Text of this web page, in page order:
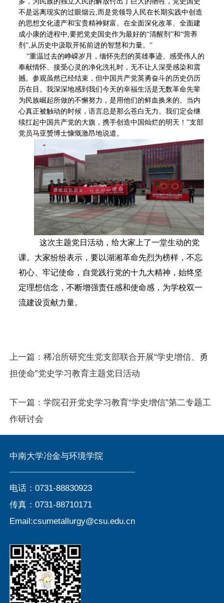
不是远离现实的过眼烟云 而是党领导人民在长期实践中创造
的思想文化遗产和宝贵精神财富。在全面深化改革、全面建
成小康的进程中 ,要把党史国史作为最好的“清醒剂”和“营养
剂” 从历史中汲取开拓前进的智慧和力量。”
“重温过去的峥嵘岁月，缅怀先烈的英雄事迹、感受伟人的
奉献情怀、接受心灵的净化洗礼时，无不让人深受感染和震
撼。参观虽然已经结束，但中国共产党英勇奋斗的历史仍历
历在目。我深深地感到我们今天的幸福生活是无数革命先辈
为民族崛起所做的不懈努力，是用他们的鲜血换来的。当内
心真正被触动的时候，语言总是那么苍白无力。我们定会继
续扛起中国共产党的大旗，携手创造中国灿烂的明天！”支部
党员马亚赟博士慷慨激昂地说道。
这次主题党日活动，给大家上了一堂生动的党
课。大家纷纷表示，要以湖湘革命先烈为榜样，不忘
初心、牢记使命，自觉践行党的十九大精神，始终坚
定理想信念，不断增强责任感和使命感，为学校双一
流建设贡献力量。
上一篇：稀冶所研究生党支部联合开展“学史增信、勇
担使命”党史学习教育主题党日活动
下一篇：学院召开党史学习教育“学史增信”第二专题工
作研讨会
中南大学冶金与环境学院
电话：0731-88830923
传真：0731-88710171
Email:csumetallurgy@csu.edu.cn